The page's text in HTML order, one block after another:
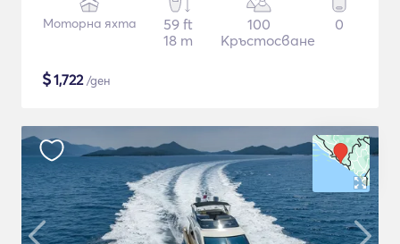
Моторна яхта
59 ft
18 m
100
Кръстосване
0
$1,722/ден